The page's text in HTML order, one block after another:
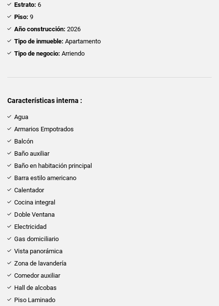
Estrato: 6
Piso: 9
Año construcción: 2026
Tipo de inmueble: Apartamento
Tipo de negocio: Arriendo
Características interna :
Agua
Armarios Empotrados
Balcón
Baño auxiliar
Baño en habitación principal
Barra estilo americano
Calentador
Cocina integral
Doble Ventana
Electricidad
Gas domiciliario
Vista panorámica
Zona de lavandería
Comedor auxiliar
Hall de alcobas
Piso Laminado